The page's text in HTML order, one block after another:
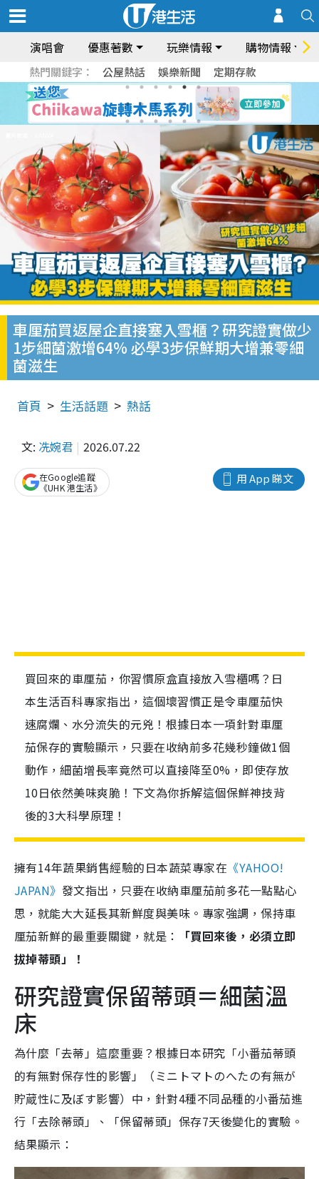
演唱會 優惠著數 玩樂情報 購物情報
熱門關鍵字： 公屋熱話 娛樂新聞 定期存款
車厘茄買返屋企直接塞入雪櫃？研究證實做少
1步細菌激增64% 必學3步保鮮期大增兼零細
菌滋生
首頁 生活話題 熱話
文: 冼婉君 2026.07.22
用 App 睇文
在Google追蹤
《UHK 港生活》
買回來的車厘茄，你習慣原盒直接放入雪櫃嗎？日
本生活百科專家指出，這個壞習慣正是令車厘茄快
速腐爛、水分流失的元兇！根據日本一項針對車厘
茄保存的實驗顯示，只要在收納前多花幾秒鐘做1個
動作，細菌增長率竟然可以直接降至0%，即使存放
10日依然美味爽脆！下文為你拆解這個保鮮神技背
後的3大科學原理！
擁有14年蔬果銷售經驗的日本蔬菜專家在 《YAHOO!
JAPAN》 發文指出，只要在收納車厘茄前多花一點點心
思，就能大大延長其新鮮度與美味。專家強調，保持車
厘茄新鮮的最重要關鍵，就是：
「買回來後，必須立即
拔掉蒂頭」！
研究證實保留蒂頭＝細菌溫
床
為什麼「去蒂」這麼重要？根據日本研究「小番茄蒂頭
的有無對保存性的影響」（ミニトマトのへたの有無が
貯蔵性に及ぼす影響）中，針對4種不同品種的小番茄進
行「去除蒂頭」、「保留蒂頭」保存7天後變化的實驗。
結果顯示：